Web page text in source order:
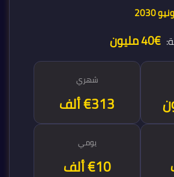
€40 مليون
شهري
€313 ألف
يومي
€10 ألف